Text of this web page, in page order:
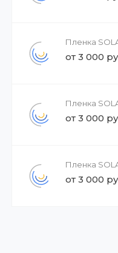
Пленка
от 3 000
Пленка
от 3 000
Пленка
от 3 000